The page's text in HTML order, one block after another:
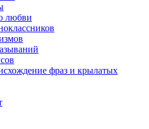
любви
фраз и крылатых